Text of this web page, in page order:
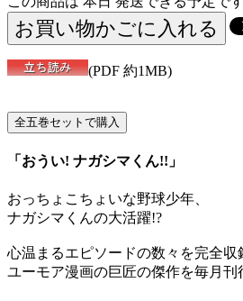
(PDF 約1MB)
「おうい! ナガシマくん!!」
おっちょこちょいな野球少年、
ナガシマくんの大活躍!?
心温まるエピソードの数々を完全収
ユーモア漫画の巨匠の傑作を毎月刊